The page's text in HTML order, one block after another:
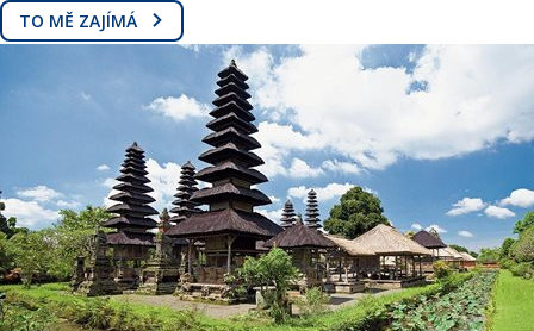
TO MĚ ZAJÍMÁ